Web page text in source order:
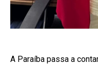
A Paraíba passa a